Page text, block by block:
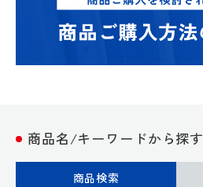
商品名/キーワードから探す
商品検索